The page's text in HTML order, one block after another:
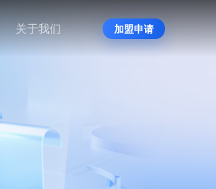
关于我们 加盟申请